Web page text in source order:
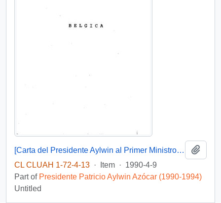
[Carta del Presidente Aylwin al Primer Ministro Reino de Bélgica, agradeciendo la representación de su país en la transmisión de mando].
CL CLUAH 1-72-4-13 · Item · 1990-4-9
Part of Presidente Patricio Aylwin Azócar (1990-1994)
Untitled